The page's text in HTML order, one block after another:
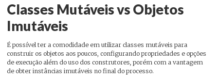
Classes Mutáveis vs Objetos
Imutáveis
É possível ter a comodidade em utilizar classes mutáveis para
construir os objetos aos poucos, configurando propriedades e opções
de execução além do uso dos construtores, porém com a vantagem
de obter instâncias imutáveis no final do processo.